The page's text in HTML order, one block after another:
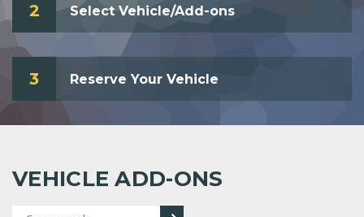
2 Select Vehicle/Add-ons
3 Reserve Your Vehicle
VEHICLE ADD-ONS